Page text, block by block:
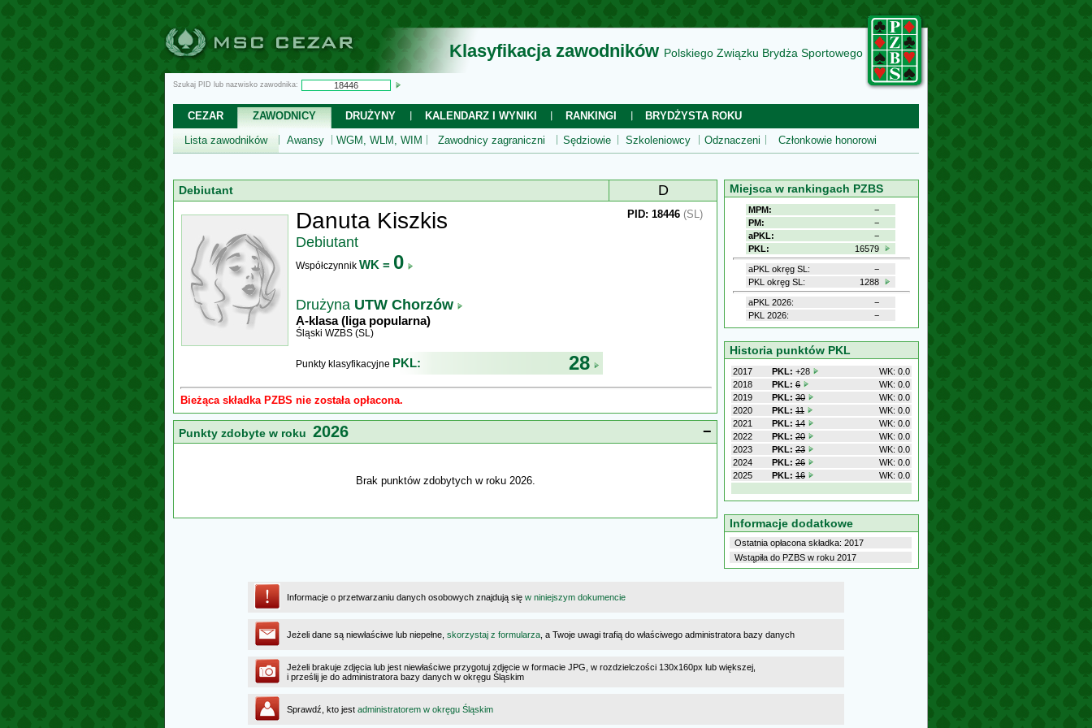
Klasyfikacja zawodników Polskiego Związku Brydża Sportowego
Szukaj PID lub nazwisko zawodnika:
CEZAR ZAWODNICY DRUŻYNY KALENDARZ I WYNIKI RANKINGI
BRYDŻYSTA ROKU
Lista zawodników
Awansy WGM, WLM, WIM Zawodnicy zagraniczni Sędziowie Szkoleniowcy Odznaczeni Członkowie honorowi
Debiutant D
Danuta Kiszkis
Debiutant
Współczynnik WK = 0
Drużyna UTW Chorzów
A-klasa (liga popularna)
Śląski WZBS (SL)
Punkty klasyfikacyjne PKL: 28
PID: 18446 (SL)
Bieżąca składka PZBS nie została opłacona.
Punkty zdobyte w roku 2026 −
Brak punktów zdobytych w roku 2026.
Miejsca w rankingach PZBS
MPM:
−
PM:
−
aPKL:
−
PKL:
16579
aPKL okręg SL:
−
PKL okręg SL:
1288
aPKL 2026:
−
PKL 2026:
−
Historia punktów PKL
2017 PKL: +28
WK: 0.0
2018
PKL: 6
WK: 0.0
2019
PKL: 30
WK: 0.0
2020
PKL: 11
WK: 0.0
2021
PKL: 14
WK: 0.0
2022
PKL: 20
WK: 0.0
2023
PKL: 23
WK: 0.0
2024
PKL: 26
WK: 0.0
2025
PKL: 16 WK: 0.0
Informacje dodatkowe
Ostatnia opłacona składka: 2017
Wstąpiła do PZBS w roku 2017
Informacje o przetwarzaniu danych osobowych znajdują się w niniejszym dokumencie
Jeżeli dane są niewłaściwe lub niepełne, skorzystaj z formularza , a Twoje uwagi trafią do właściwego administratora bazy danych
Jeżeli brakuje zdjęcia lub jest niewłaściwe przygotuj zdjęcie w formacie JPG, w rozdzielczości 130x160px lub większej,
i prześlij je do administratora bazy danych w okręgu Śląskim
Sprawdź, kto jest administratorem w okręgu Śląskim